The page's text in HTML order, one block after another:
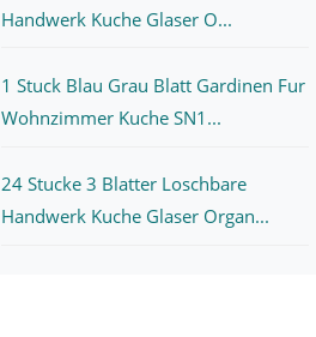
Handwerk Kuche Glaser O...
1 Stuck Blau Grau Blatt Gardinen Fur
Wohnzimmer Kuche SN1...
24 Stucke 3 Blatter Loschbare
Handwerk Kuche Glaser Organ...